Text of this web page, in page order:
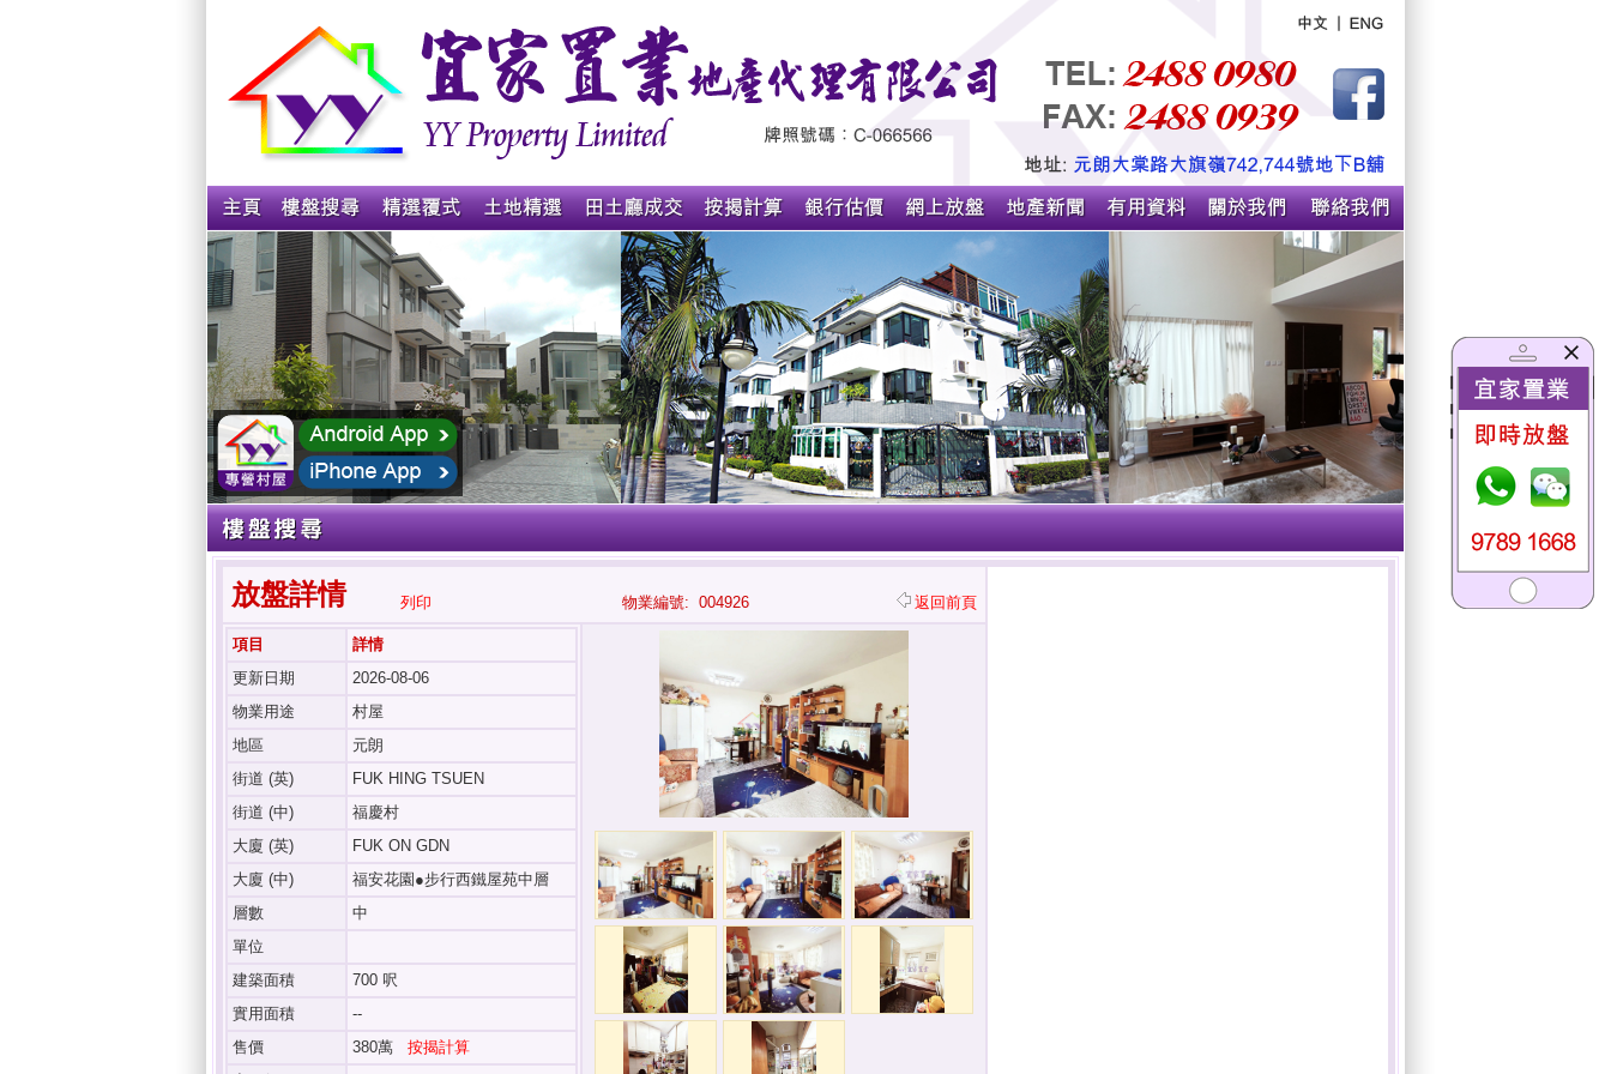
放盤詳情 列印 物業編號: 004926 返回前頁
項目
詳情
更新日期
2026-08-06
物業用途
村屋
地區
元朗
街道 (英)
FUK HING TSUEN
街道 (中)
福慶村
大廈 (英)
FUK ON GDN
大廈 (中)
福安花園●步行西鐵屋苑中層
層數
中
單位
建築面積
700 呎
實用面積
--
售價
380萬 按揭計算